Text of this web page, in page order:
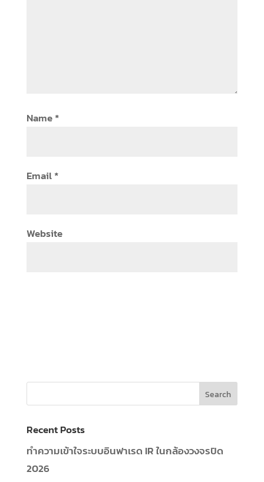
Name*
Email*
Website
Recent Posts
ทำความเข้าใจระบบอินฟาเรด IR ในกล้องวงจรปิด
2026